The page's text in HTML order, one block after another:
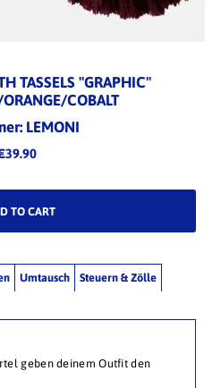
TASSELS "GRAPHIC"
COBALT
LEMONI
Umtausch Steuern & Zölle
geben deinem Outfit den